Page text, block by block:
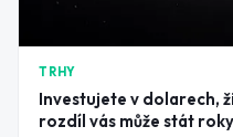
TRHY
Investujete v dolarech,
rozdíl vás může stát